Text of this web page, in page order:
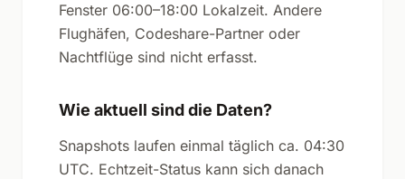
Fenster 06:00–18:00 Lokalzeit. Andere
Flughäfen, Codeshare-Partner oder
Nachtflüge sind nicht erfasst.
Wie aktuell sind die Daten?
Snapshots laufen einmal täglich ca. 04:30
UTC. Echtzeit-Status kann sich danach